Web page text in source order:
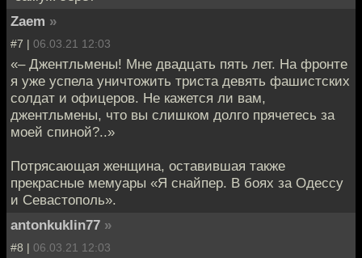
Zaem »
#7 | 06.03.21 12:03
«– Джентльмены! Мне двадцать пять лет. На фронте
я уже успела уничтожить триста девять фашистских
солдат и офицеров. Не кажется ли вам,
джентльмены, что вы слишком долго прячетесь за
моей спиной?..»
Потрясающая женщина, оставившая также
прекрасные мемуары «Я снайпер. В боях за Одессу
и Севастополь».
antonkuklin77 »
#8 | 06.03.21 12:03